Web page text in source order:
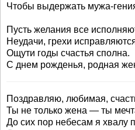
Чтобы выдержать мужа-
Пусть желания все
Неудачи, грехи
Ощути годы счастья сполна.
С днем рожденья, родная
Поздравляю, любимая,
Ты не только жена — ты
До сих пор небесам я хвалу